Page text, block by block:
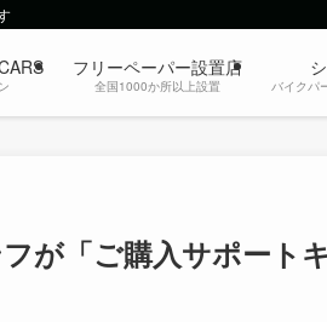
フリーペーパー設置店
全国1000か所以上設置 バイクパ
が「ご購入サポート